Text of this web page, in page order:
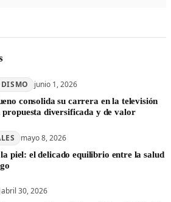
junio 1, 2026
consolida su carrera en la televisión
propuesta diversificada y de valor
mayo 8, 2026
piel: el delicado equilibrio entre la salud
abril 30, 2026